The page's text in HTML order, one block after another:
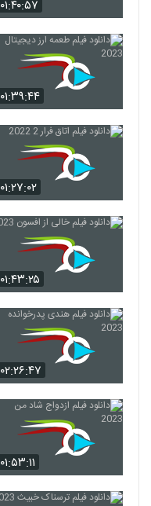
۰۱:۴۰:۵۷
۰۱:۳۹:۴۴
۰۱:۲۷:۰۲
۰۱:۴۳:۲۵
۰۲:۲۶:۴۷
۰۱:۵۳:۱۱